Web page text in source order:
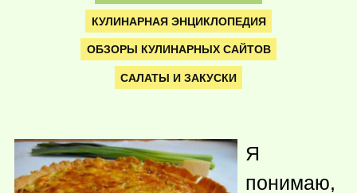
КУЛИНАРНАЯ ЭНЦИКЛОПЕДИЯ
ОБЗОРЫ КУЛИНАРНЫХ САЙТОВ
САЛАТЫ И ЗАКУСКИ
Я
понимаю,